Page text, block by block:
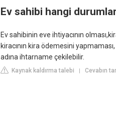
Ev sahibi hangi
Ev sahibinin eve ihtiyacının
kiracının kira ödemesini
adına ihtarname çekilebilir.
Kaynak kaldırma talebi | Cevabın